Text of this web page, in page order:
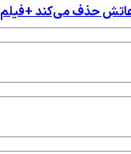
حذف می‌کند +فیلم